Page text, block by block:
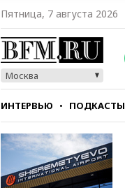
Пятница, 7 августа 2026
Москва
ИНТЕРВЬЮ ПОДКАСТЫ
СТИЛЬ ТЕСТЫ